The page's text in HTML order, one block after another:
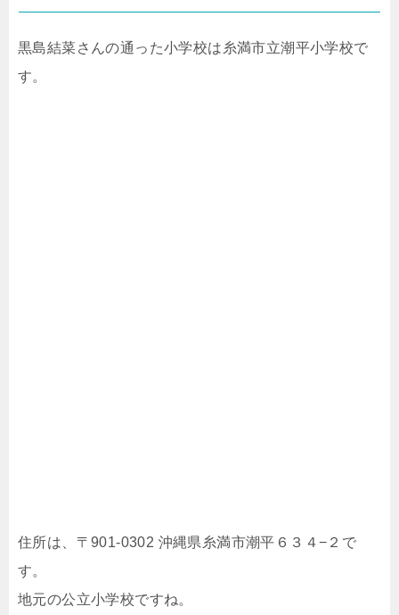
黒島結菜さんの通った小学校は糸満市立潮平小学校で
す。
住所は、〒901-0302 沖縄県糸満市潮平６３４−２で
す。
地元の公立小学校ですね。